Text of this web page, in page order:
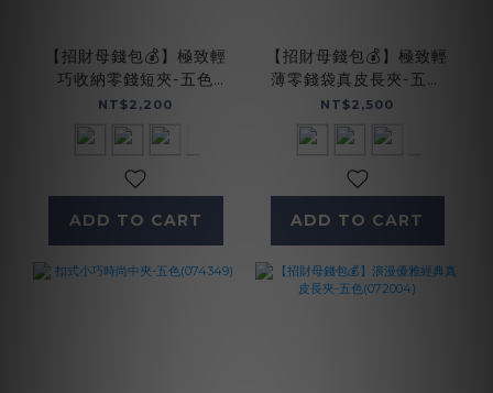
【招財母錢包💰】極致輕
巧收納零錢短夾-五色
(075021)
NT$2,200
ADD TO CART
【招財母錢包💰】極致輕
薄零錢袋真皮長夾-五色
(075140)
NT$2,500
ADD TO CART